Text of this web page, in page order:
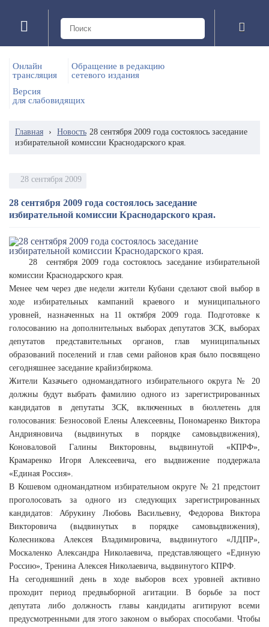
Онлайн
трансляция
Обращение в редакцию
сетевого издания
Версия
для слабовидящих
Главная › Новость 28 сентября 2009 года состоялось заседание
избирательной комиссии Краснодарского края.
28 сентября 2009
28 сентября 2009 года состоялось заседание
избирательной комиссии Краснодарского края.
28 сентября 2009 года состоялось заседание избирательной
комиссии Краснодарского края.
Менее чем через две недели жители Кубани сделают свой выбор в
ходе избирательных кампаний краевого и муниципального
уровней, назначенных на 11 октября 2009 года. Подготовке к
голосованию на дополнительных выборах депутатов ЗСК, выборах
депутатов представительных органов, глав муниципальных
образований поселений и глав семи районов края было посвящено
сегодняшнее заседание крайизбиркома.
Жители Казачьего одномандатного избирательного округа № 20
должны будут выбрать фамилию одного из зарегистрированных
кандидатов в депутаты ЗСК, включенных в бюллетень для
голосования: Безносовой Елены Алексеевны, Пономаренко Виктора
Андрияновича (выдвинутых в порядке самовыдвижения),
Коноваловой Галины Викторовны, выдвинутой «КПРФ»,
Крамаренко Игоря Алексеевича, его выдвижение поддержала
«Единая Россия».
В Кошевом одномандатном избирательном округе № 21 предстоит
проголосовать за одного из следующих зарегистрированных
кандидатов: Абрукину Любовь Васильевну, Федорова Виктора
Викторовича (выдвинутых в порядке самовыдвижения),
Колесникова Алексея Владимировича, выдвинутого «ЛДПР»,
Москаленко Александра Николаевича, представляющего «Единую
Россию», Тренина Алексея Николаевича, выдвинутого КПРФ.
На сегодняшний день в ходе выборов всех уровней активно
проходит период предвыборной агитации. В борьбе за пост
депутата либо должность главы кандидаты агитируют всеми
предусмотренными для этого законом о выборах способами. Чтобы